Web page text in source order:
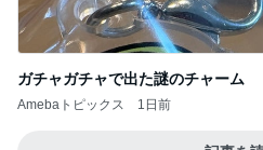
ガチャガチャで出た謎のチャーム
Amebaトピックス 1日前